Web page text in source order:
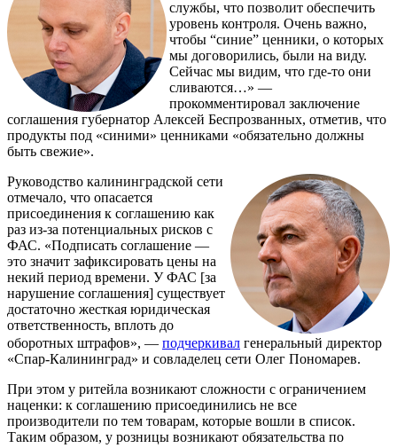
службы, что позволит обеспечить
уровень контроля. Очень важно,
чтобы “синие” ценники, о которых
мы договорились, были на виду.
Сейчас мы видим, что где-то они
сливаются…» —
прокомментировал заключение
соглашения губернатор Алексей Беспрозванных, отметив, что
продукты под «синими» ценниками «обязательно должны
быть свежие».
Руководство калининградской сети
отмечало, что опасается
присоединения к соглашению как
раз из-за потенциальных рисков с
ФАС. «Подписать соглашение —
это значит зафиксировать цены на
некий период времени. У ФАС [за
нарушение соглашения] существует
достаточно жесткая юридическая
ответственность, вплоть до
оборотных штрафов», — подчеркивал генеральный директор
«Спар-Калининград» и совладелец сети Олег Пономарев.
При этом у ритейла возникают сложности с ограничением
наценки: к соглашению присоединились не все
производители по тем товарам, которые вошли в список.
Таким образом, у розницы возникают обязательства по